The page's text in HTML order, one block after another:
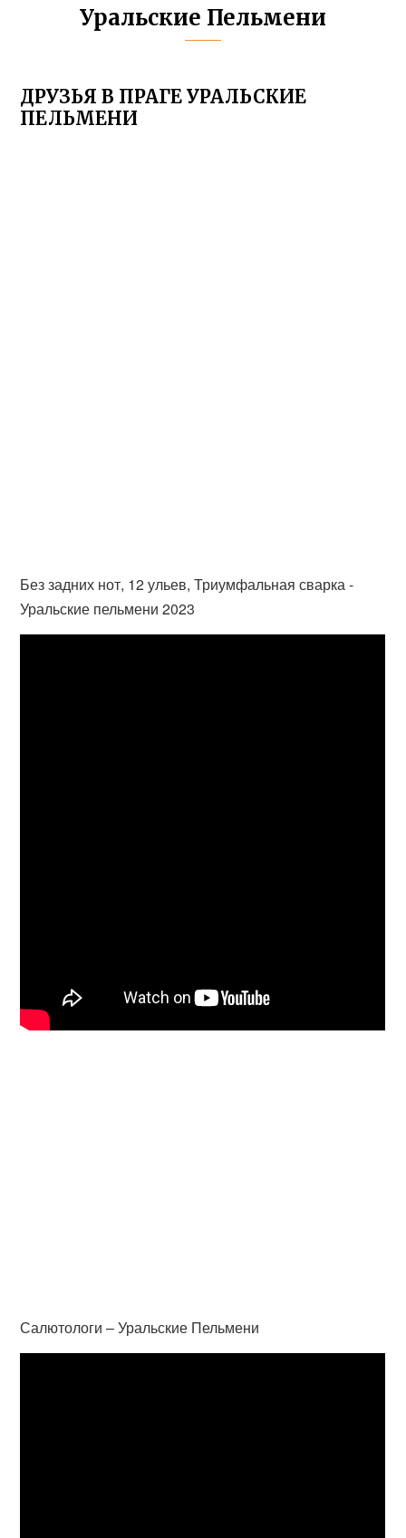
Уральские Пельмени
ДРУЗЬЯ В ПРАГЕ УРАЛЬСКИЕ
ПЕЛЬМЕНИ
Без задних нот, 12 ульев, Триумфальная сварка -
Уральские пельмени 2023
Салютологи – Уральские Пельмени